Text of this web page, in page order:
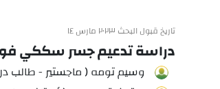
تاريخ قبول البحث ٢٠٢٣ مارس ١٤
دراسة تدعيم جسر سككي
وسيم تومه ( ماجستير - طالب